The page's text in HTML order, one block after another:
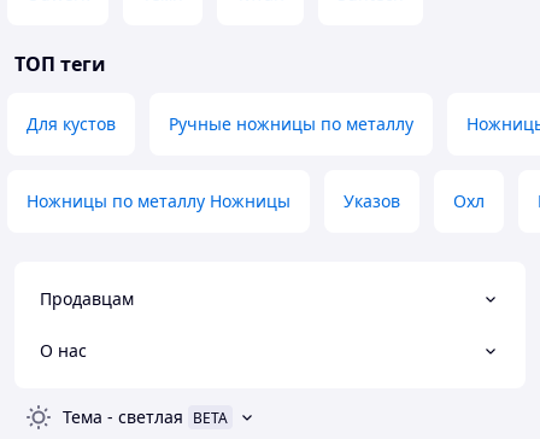
ТОП теги
Для кустов Ручные ножницы по металлу
Ножницы по металлу Ножницы Указов Охл
Продавцам
О нас
Тема - светлая BETA